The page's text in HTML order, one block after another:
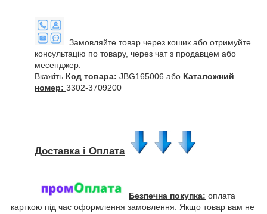
Замовляйте товар через кошик або отримуйте
консультацію по товару, через чат з продавцем або
месенджер.
Вкажіть Код товара: JBG165006 або Каталожний
номер: 3302-3709200
Доставка і Оплата
Безпечна покупка: оплата
карткою під час оформлення замовлення. Якщо товар вам не